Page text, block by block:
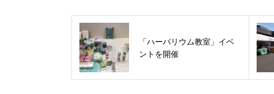
「ハーバリウム教室」イベ
ントを開催